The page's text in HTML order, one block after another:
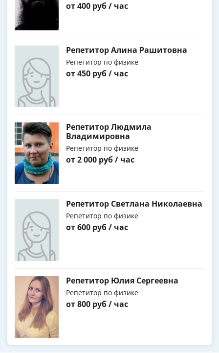
от 400 руб / час
Репетитор Алина Рашитовна
Репетитор по физике
от 450 руб / час
Репетитор Людмила
Владимировна
Репетитор по физике
от 2 000 руб / час
Репетитор Светлана Николаевна
Репетитор по физике
от 600 руб / час
Репетитор Юлия Сергеевна
Репетитор по физике
от 800 руб / час